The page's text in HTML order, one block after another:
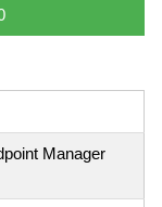
Manager